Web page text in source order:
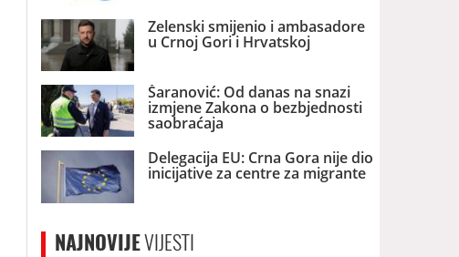
Zelenski smijenio i ambasadore
u Crnoj Gori i Hrvatskoj
Šaranović: Od danas na snazi
izmjene Zakona o bezbjednosti
saobraćaja
Delegacija EU: Crna Gora nije dio
inicijative za centre za migrante
NAJNOVIJEVIJESTI